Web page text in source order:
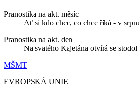
Pranostika na akt. měsíc
Ať si kdo chce, co chce říká - v
Pranostika na akt. den
Na svatého Kajetána otvírá se stodol
MŠMT
EVROPSKÁ UNIE